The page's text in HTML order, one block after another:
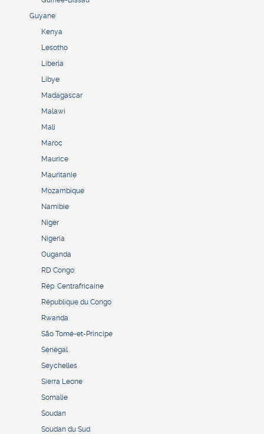
Guyane
Kenya
Lesotho
Liberia
Libye
Madagascar
Malawi
Mali
Maroc
Maurice
Mauritanie
Mozambique
Namibie
Niger
Nigeria
Ouganda
RD Congo
Rép. Centrafricaine
République du Congo
Rwanda
São Tomé-et-Principe
Sénégal
Seychelles
Sierra Leone
Somalie
Soudan
Soudan du Sud